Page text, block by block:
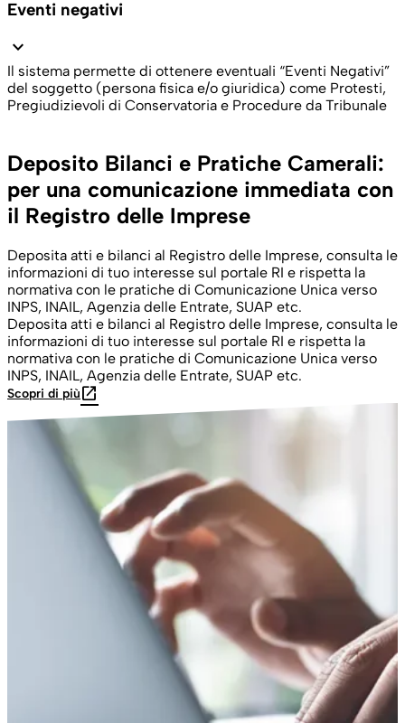
Eventi negativi
expand_more
Il sistema permette di ottenere eventuali “Eventi Negativi”
del soggetto (persona fisica e/o giuridica) come Protesti,
Pregiudizievoli di Conservatoria e Procedure da Tribunale
Deposito Bilanci e Pratiche Camerali:
per una comunicazione immediata con
il Registro delle Imprese
Deposita atti e bilanci al Registro delle Imprese, consulta le
informazioni di tuo interesse sul portale RI e rispetta la
normativa con le pratiche di Comunicazione Unica verso
INPS, INAIL, Agenzia delle Entrate, SUAP etc.
Deposita atti e bilanci al Registro delle Imprese, consulta le
informazioni di tuo interesse sul portale RI e rispetta la
normativa con le pratiche di Comunicazione Unica verso
INPS, INAIL, Agenzia delle Entrate, SUAP etc.
Scopri di piùopen_in_new